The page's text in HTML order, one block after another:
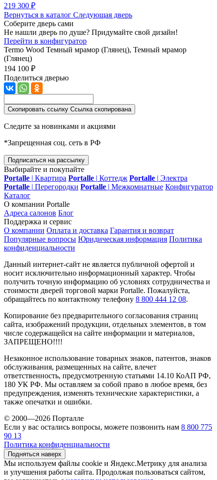
219 300 ₽
Вернуться в каталог Следующая дверь
Соберите дверь сами
Не нашли дверь по душе? Придумайте свой дизайн!
Перейти в конфигуратор
Termo Wood Темный мрамор (Глянец), Темный мрамор
(Глянец)
194 100 ₽
Поделиться дверью
Скопировать ссылку Ссылка скопирована
Следите за новинками и акциями
*Запрещенная соц. сеть в РФ
Подписаться на рассылку
Выбирайте и покупайте
Portalle | Квартира Portalle | Коттедж Portalle | Электра
Portalle | Перегородки Portalle | Межкомнатные Конфигуратор
Каталог
О компании Portalle
Адреса салонов Блог
Поддержка и сервис
О компании Оплата и доставка Гарантия и возврат
Популярные вопросы Юридическая информация Политика
конфиденциальности
Данный интернет-сайт не является публичной офертой и
носит исключительно информационный характер. Чтобы
получить точную информацию об условиях сотрудничества и
стоимости дверей торговой марки Portalle. Пожалуйста,
обращайтесь по контактному телефону 8 800 444 12 08.
Копирование без предварительного согласования страниц
сайта, изображений продукции, отдельных элементов, в том
числе содержащейся на сайте информации и материалов,
ЗАПРЕЩЕНО!!!!
Незаконное использование товарных знаков, патентов, знаков
обслуживания, размещенных на сайте, влечет
ответственность, предусмотренную статьями 14.10 КоАП РФ,
180 УК РФ. Мы оставляем за собой право в любое время, без
предупреждения, изменять технические характеристики, а
также опечатки и ошибки.
© 2000—2026 Порталле
Если у вас остались вопросы, можете позвонить нам 8 800 775
90 13
Политика конфиденциальности
Подняться наверх
Мы используем файлы cookie и Яндекс.Метрику для анализа
и улучшения работы сайта. Продолжая пользоваться сайтом,